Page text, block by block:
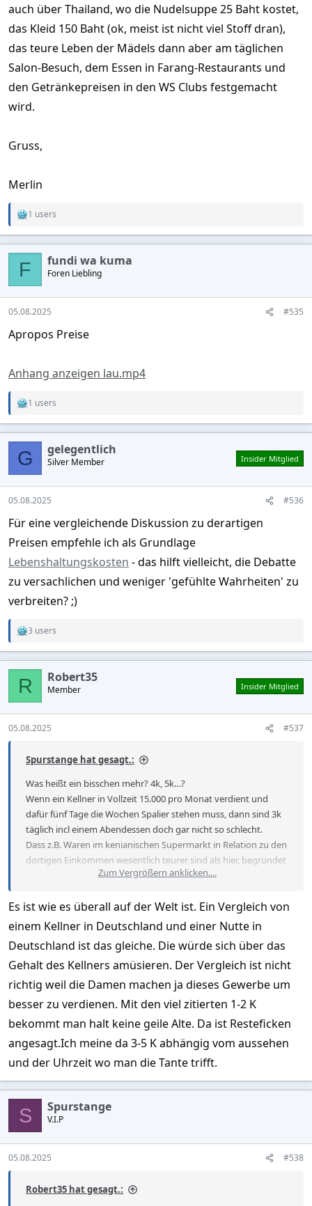
auch über Thailand, wo die Nudelsuppe 25 Baht kostet,
das Kleid 150 Baht (ok, meist ist nicht viel Stoff dran),
das teure Leben der Mädels dann aber am täglichen
Salon-Besuch, dem Essen in Farang-Restaurants und
den Getränkepreisen in den WS Clubs festgemacht
wird.
Gruss,
Merlin
R
a
c
o
n
s
1 users
F fundi wa kuma
Foren Liebling
05.08.2025 #535
Apropos Preise
Anhang anzeigen lau.mp4
R
a
c
o
n
s
1 users
G gelegentlich
Silver Member Insider Mitglied
05.08.2025 #536
Für eine vergleichende Diskussion zu derartigen
Preisen empfehle ich als Grundlage
Lebenshaltungskosten - das hilft vielleicht, die Debatte
zu versachlichen und weniger 'gefühlte Wahrheiten' zu
verbreiten? ;)
R
a
c
o
n
s
3 users
R Robert35
Member Insider Mitglied
05.08.2025 #537
Spurstange hat gesagt.:
Was heißt ein bisschen mehr? 4k, 5k…?
Wenn ein Kellner in Vollzeit 15.000 pro Monat verdient und
dafür fünf Tage die Wochen Spalier stehen muss, dann sind 3k
täglich incl einem Abendessen doch gar nicht so schlecht.
Dass z.B. Waren im kenianischen Supermarkt in Relation zu den
dortigen Einkommen wesentlich teurer sind als hier, begründet
ja im Prinzip das Wohlstandsgefälle.
was ich meine.
750g kaufen können.
Zum Vergrößern anklicken....
Es ist wie es überall auf der Welt ist. Ein Vergleich von
einem Kellner in Deutschland und einer Nutte in
Deutschland ist das gleiche. Die würde sich über das
Gehalt des Kellners amüsieren. Der Vergleich ist nicht
richtig weil die Damen machen ja dieses Gewerbe um
besser zu verdienen. Mit den viel zitierten 1-2 K
bekommt man halt keine geile Alte. Da ist Resteficken
angesagt.Ich meine da 3-5 K abhängig vom aussehen
und der Uhrzeit wo man die Tante trifft.
S Spurstange
V.I.P
05.08.2025 #538
Robert35 hat gesagt.: